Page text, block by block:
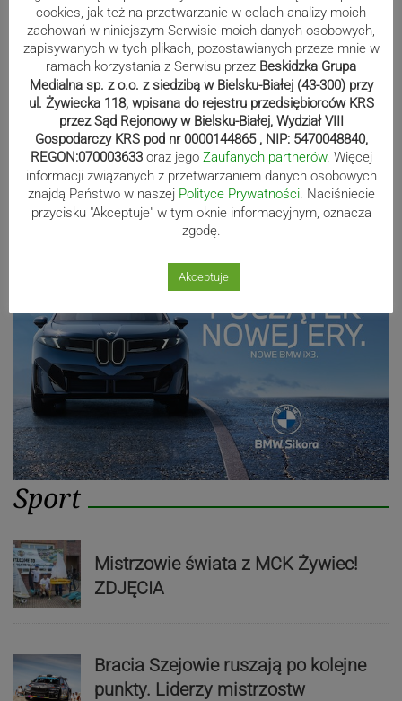
Paweł Czycharowski przestał być
radnym Cieszyna
Blisko 60 tysięcy osób w Polsce
pobiera świadczenie Mama 4 plus.
Najwięcej w województwie śląskim
Reklama
Sport
Mistrzowie świata z MCK Żywiec!
ZDJĘCIA
Bracia Szejowie ruszają po kolejne
punkty. Liderzy mistrzostw
cookies, jak też na przetwarzanie w celach analizy moich
zachowań w niniejszym Serwisie moich danych osobowych,
zapisywanych w tych plikach, pozostawianych przeze mnie w
ramach korzystania z Serwisu przez Beskidzka Grupa
Medialna sp. z o.o. z siedzibą w Bielsku-Białej (43-300) przy
ul. Żywiecka 118, wpisana do rejestru przedsiębiorców KRS
przez Sąd Rejonowy w Bielsku-Białej, Wydział VIII
Gospodarczy KRS pod nr 0000144865 , NIP: 5470048840,
REGON:070003633 oraz jego Zaufanych partnerów. Więcej
informacji związanych z przetwarzaniem danych osobowych
znajdą Państwo w naszej Polityce Prywatności. Naciśniecie
przycisku "Akceptuje" w tym oknie informacyjnym, oznacza
zgodę.
Akceptuje